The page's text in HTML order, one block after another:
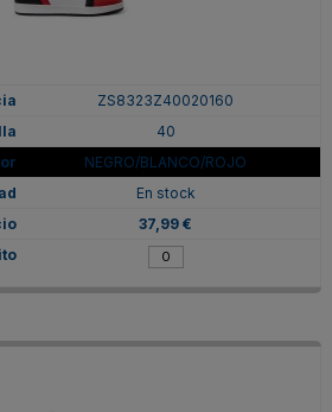
ZS8323Z40020160
40
NEGRO/BLANCO/ROJO
En stock
37,99 €